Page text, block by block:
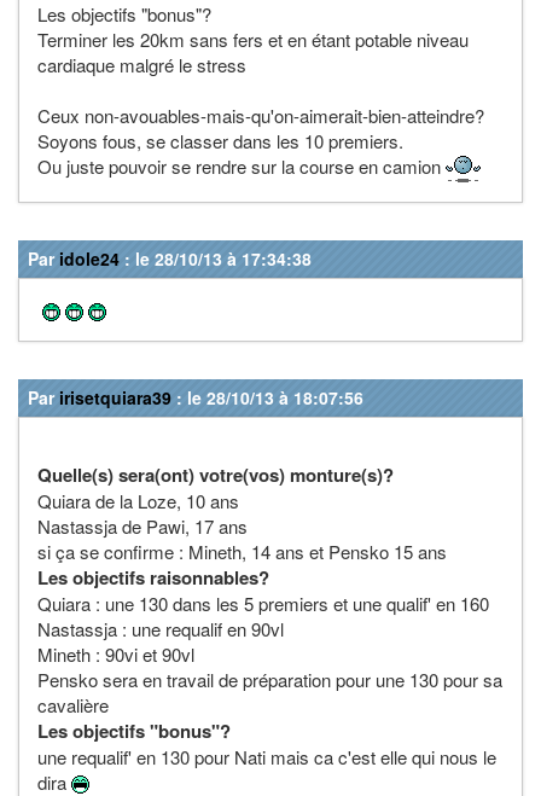
Les objectifs "bonus"?
Terminer les 20km sans fers et en étant potable niveau
cardiaque malgré le stress
Ceux non-avouables-mais-qu'on-aimerait-bien-atteindre?
Soyons fous, se classer dans les 10 premiers.
Ou juste pouvoir se rendre sur la course en camion
Par idole24 : le 28/10/13 à 17:34:38
Par irisetquiara39 : le 28/10/13 à 18:07:56
Quelle(s) sera(ont) votre(vos) monture(s)?
Quiara de la Loze, 10 ans
Nastassja de Pawi, 17 ans
si ça se confirme : Mineth, 14 ans et Pensko 15 ans
Les objectifs raisonnables?
Quiara : une 130 dans les 5 premiers et une qualif' en 160
Nastassja : une requalif en 90vl
Mineth : 90vi et 90vl
Pensko sera en travail de préparation pour une 130 pour sa
cavalière
Les objectifs "bonus"?
une requalif' en 130 pour Nati mais ca c'est elle qui nous le
dira